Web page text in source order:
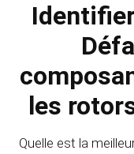
les
Quelle est la